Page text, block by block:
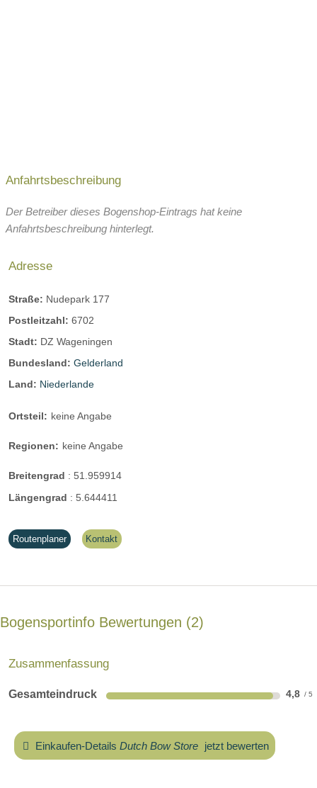
Anfahrtsbeschreibung
Der Betreiber dieses Bogenshop-Eintrags hat keine
Anfahrtsbeschreibung hinterlegt.
Adresse
Straße: Nudepark 177
Postleitzahl: 6702
Stadt: DZ Wageningen
Bundesland: Gelderland
Land: Niederlande
Ortsteil: keine Angabe
Regionen: keine Angabe
Breitengrad : 51.959914
Längengrad : 5.644411
Routenplaner Kontakt
Bogensportinfo Bewertungen 2
Zusammenfassung
Gesamteindruck 4,8
Einkaufen-Details Dutch Bow Store jetzt bewerten